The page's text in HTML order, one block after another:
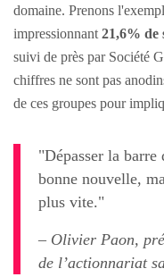
domaine. Prenons
impressionnant 21,6% de
suivi de près par Société
chiffres ne sont pas
de ces groupes pour
"Dépasser la
bonne nouvelle,
plus vite."
– Olivier Paon,
de l’actionnariat